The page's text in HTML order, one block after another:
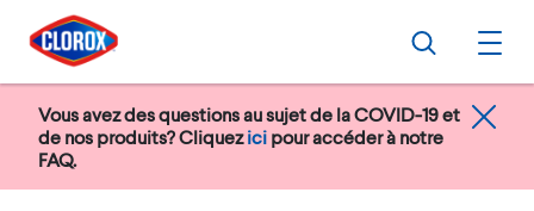
Passer au menu principal
Passer au contenu principal
Passer au pied de page
Recherche
Vous avez des questions au sujet de la COVID-19 et
de nos produits? Cliquezici pour accéder à notre
FAQ.